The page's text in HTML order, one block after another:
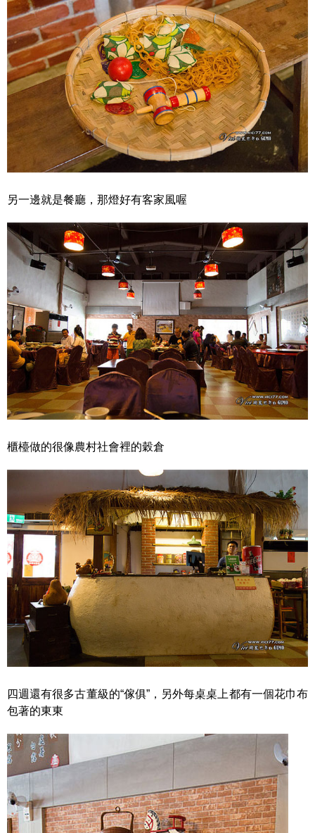
另一邊就是餐廳，那燈好有客家風喔
櫃檯做的很像農村社會裡的穀倉
四週還有很多古董級的“傢俱”，另外每桌桌上都有一個花巾布
包著的東東